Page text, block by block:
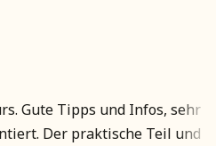
Gute Tipps und Infos, sehr
Der praktische Teil und